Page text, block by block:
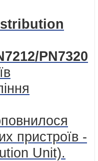
PN7320
пристроїв -
Unit).